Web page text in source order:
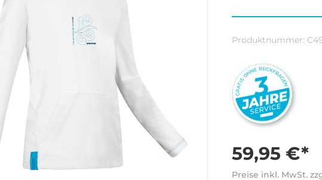
Produktnummer:
59,95 €*
Preise inkl. MwSt.